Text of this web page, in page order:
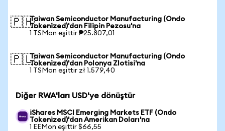
🇵🇭Taiwan Semiconductor Manufacturing (Ondo
Tokenized)'dan Filipin Pezosu'na
1 TSMon eşittir ₱25.807,01
🇵🇱Taiwan Semiconductor Manufacturing (Ondo
Tokenized)'dan Polonya Zlotisi'na
1 TSMon eşittir zł 1.579,40
Diğer RWA'ları USD'ye dönüştür
iShares MSCI Emerging Markets ETF (Ondo
Tokenized)'dan Amerikan Doları'na
1 EEMon eşittir $66,55